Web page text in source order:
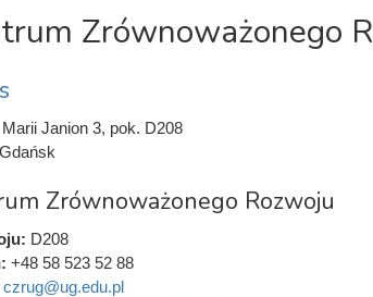
Zrównoważonego
Janion 3, pok. D208
Zrównoważonego Rozwoju
D208
+48 58 523 52 88
czrug@ug.edu.pl